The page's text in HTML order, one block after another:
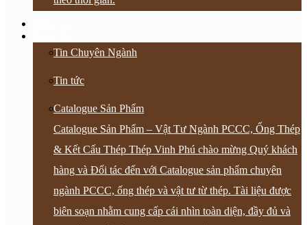
Tin Chuyên Ngành
Tin tức
Catalogue Sản Phẩm
Catalogue Sản Phẩm – Vật Tư Ngành PCCC, Ống Thép
& Kết Cấu Thép Thép Vinh Phú chào mừng Quý khách
hàng và Đối tác đến với Catalogue sản phẩm chuyên
ngành PCCC, ống thép và vật tư từ thép. Tài liệu được
biên soạn nhằm cung cấp cái nhìn toàn diện, đầy đủ và